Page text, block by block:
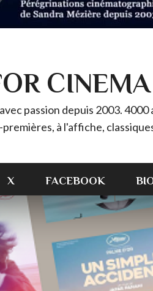
CINEMA
passion depuis 2003.
à l'affiche,
X FACEBOOK